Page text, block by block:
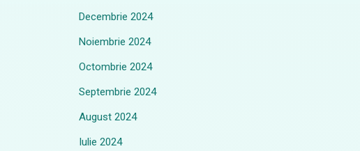
Decembrie 2024
Noiembrie 2024
Octombrie 2024
Septembrie 2024
August 2024
Iulie 2024